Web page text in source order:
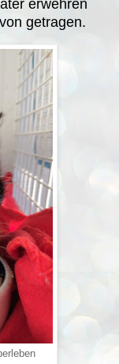
erwehren
getragen.